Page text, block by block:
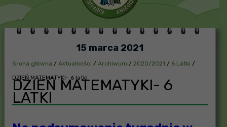
15 marca 2021
Srona główna / Aktualności / Archiwum / 2020/2021 / 6 Latki /
DZIEŃ MATEMATYKI- 6 latki
DZIEŃ MATEMATYKI- 6
LATKI